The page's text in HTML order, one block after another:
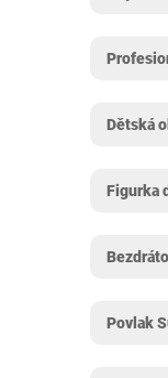
Dětská
Figurka
Povlak